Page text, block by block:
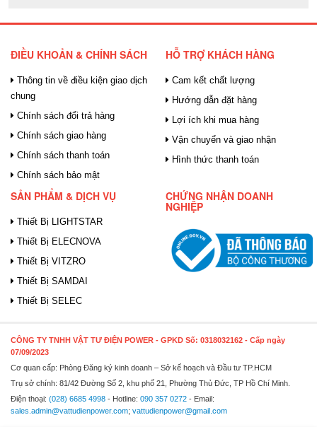
ĐIỀU KHOẢN & CHÍNH SÁCH
Thông tin về điều kiện giao dịch
chung
Chính sách đổi trả hàng
Chính sách giao hàng
Chính sách thanh toán
Chính sách bảo mật
HỖ TRỢ KHÁCH HÀNG
Cam kết chất lượng
Hướng dẫn đặt hàng
Lợi ích khi mua hàng
Vận chuyển và giao nhận
Hình thức thanh toán
SẢN PHẨM & DỊCH VỤ
Thiết Bị LIGHTSTAR
Thiết Bị ELECNOVA
Thiết Bị VITZRO
Thiết Bị SAMDAI
Thiết Bị SELEC
CHỨNG NHẬN DOANH
NGHIỆP
CÔNG TY TNHH VẬT TƯ ĐIỆN POWER - GPKD Số: 0318032162 - Cấp ngày
07/09/2023
Cơ quan cấp: Phòng Đăng ký kinh doanh – Sở kế hoạch và Đầu tư TP.HCM
Trụ sở chính: 81/42 Đường Số 2, khu phố 21, Phường Thủ Đức, TP Hồ Chí Minh.
Điện thoại: (028) 6685 4998 - Hotline: 090 357 0272 - Email:
sales.admin@vattudienpower.com; vattudienpower@gmail.com